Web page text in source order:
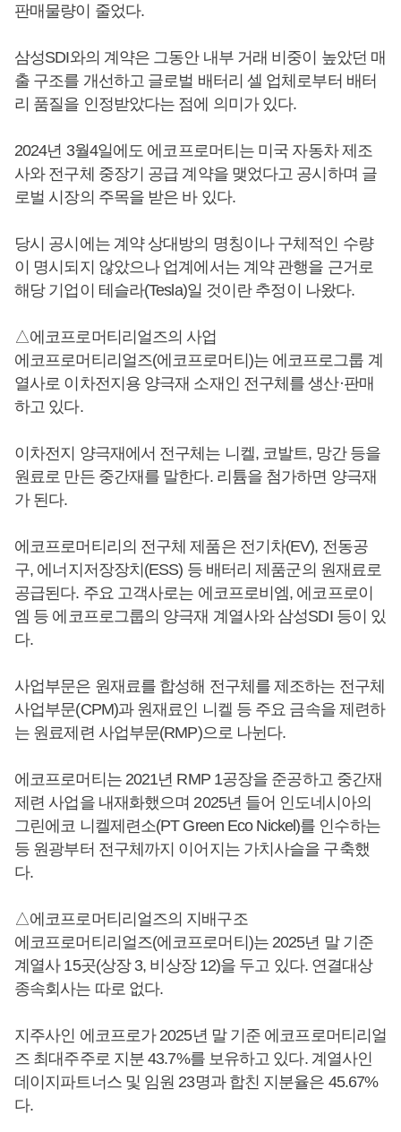
판매물량이 줄었다.
삼성SDI와의 계약은 그동안 내부 거래 비중이 높았던 매
출 구조를 개선하고 글로벌 배터리 셀 업체로부터 배터
리 품질을 인정받았다는 점에 의미가 있다.
2024년 3월4일에도 에코프로머티는 미국 자동차 제조
사와 전구체 중장기 공급 계약을 맺었다고 공시하며 글
로벌 시장의 주목을 받은 바 있다.
당시 공시에는 계약 상대방의 명칭이나 구체적인 수량
이 명시되지 않았으나 업계에서는 계약 관행을 근거로
해당 기업이 테슬라(Tesla)일 것이란 추정이 나왔다.
△에코프로머티리얼즈의 사업
에코프로머티리얼즈(에코프로머티)는 에코프로그룹 계
열사로 이차전지용 양극재 소재인 전구체를 생산·판매
하고 있다.
이차전지 양극재에서 전구체는 니켈, 코발트, 망간 등을
원료로 만든 중간재를 말한다. 리튬을 첨가하면 양극재
가 된다.
에코프로머티리의 전구체 제품은 전기차(EV), 전동공
구, 에너지저장장치(ESS) 등 배터리 제품군의 원재료로
공급된다. 주요 고객사로는 에코프로비엠, 에코프로이
엠 등 에코프로그룹의 양극재 계열사와 삼성SDI 등이 있
다.
사업부문은 원재료를 합성해 전구체를 제조하는 전구체
사업부문(CPM)과 원재료인 니켈 등 주요 금속을 제련하
는 원료제련 사업부문(RMP)으로 나뉜다.
에코프로머티는 2021년 RMP 1공장을 준공하고 중간재
제련 사업을 내재화했으며 2025년 들어 인도네시아의
그린에코 니켈제련소(PT Green Eco Nickel)를 인수하는
등 원광부터 전구체까지 이어지는 가치사슬을 구축했
다.
△에코프로머티리얼즈의 지배구조
에코프로머티리얼즈(에코프로머티)는 2025년 말 기준
계열사 15곳(상장 3, 비상장 12)을 두고 있다. 연결대상
종속회사는 따로 없다.
지주사인 에코프로가 2025년 말 기준 에코프로머티리얼
즈 최대주주로 지분 43.7%를 보유하고 있다. 계열사인
데이지파트너스 및 임원 23명과 합친 지분율은 45.67%
다.